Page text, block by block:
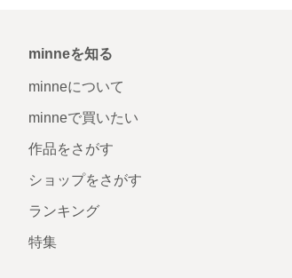
minneを知る
minneについて
minneで買いたい
作品をさがす
ショップをさがす
ランキング
特集